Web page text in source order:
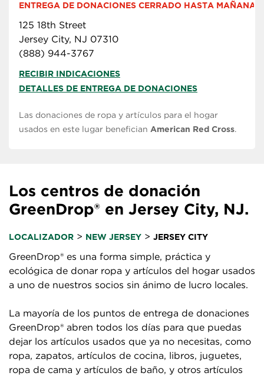
ENTREGA DE DONACIONES CERRADO HASTA MAÑANA
125 18th Street
Jersey City, NJ 07310
(888) 944-3767
RECIBIR INDICACIONES
DETALLES DE ENTREGA DE DONACIONES
Las donaciones de ropa y artículos para el hogar
usados en este lugar benefician American Red Cross.
Los centros de donación
GreenDrop® en Jersey City, NJ.
LOCALIZADOR > NEW JERSEY > JERSEY CITY
GreenDrop® es una forma simple, práctica y
ecológica de donar ropa y artículos del hogar usados
a uno de nuestros socios sin ánimo de lucro locales.
La mayoría de los puntos de entrega de donaciones
GreenDrop® abren todos los días para que puedas
dejar los artículos usados que ya no necesitas, como
ropa, zapatos, artículos de cocina, libros, juguetes,
ropa de cama y artículos de baño, y otros artículos